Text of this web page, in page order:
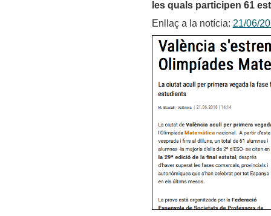
les quals participen 61
Enllaç a la notícia: 21/06/